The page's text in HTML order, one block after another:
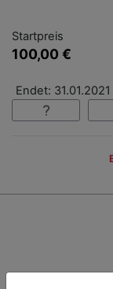
Startpreis
100,00 €
Endet: